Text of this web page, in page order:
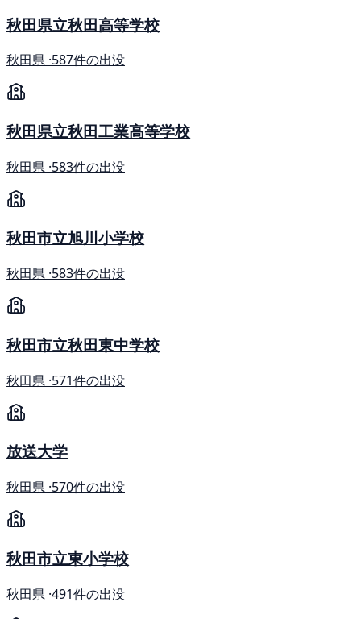
秋田県立秋田高等学校
秋田県 ·587件の出没
秋田県立秋田工業高等学校
秋田県 ·583件の出没
秋田市立旭川小学校
秋田県 ·583件の出没
秋田市立秋田東中学校
秋田県 ·571件の出没
放送大学
秋田県 ·570件の出没
秋田市立東小学校
秋田県 ·491件の出没